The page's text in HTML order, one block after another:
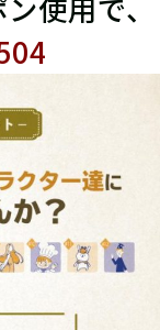
使用で、